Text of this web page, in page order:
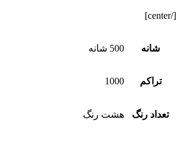
[/center]
شانه 500 شانه
تراکم 1000
تعداد رنگ هشت رنگ